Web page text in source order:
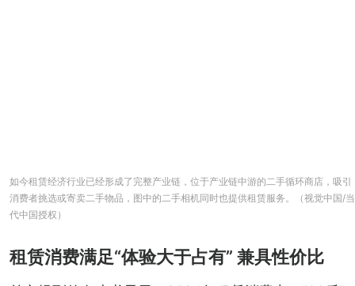
如今租赁经济行业已经形成了完整产业链，位于产业链中游的二手循环商店，吸引
消费者挑选或寄卖二手物品，图中的二手相机同时也提供租赁服务。（视觉中国/当
代中国授权）
租赁消费满足“体验大于占有” 兼具性价比